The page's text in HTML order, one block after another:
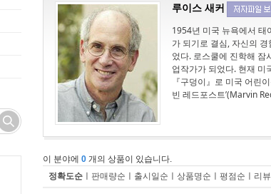
루이스 새커
1954년 미국 뉴욕에서 태
가 되기로 결심, 자신의
었다. 로스쿨에 진학해 잠
업작가가 되었다. 현재 미
『구덩이』로 미국 어린
빈 레드포스트’(Marvin
이 분야에 0 개의 상품이 있습니다.
정확도순 ㅣ 판매량순 ㅣ 출시일순 ㅣ 상품명순 ㅣ 평점순 ㅣ 리